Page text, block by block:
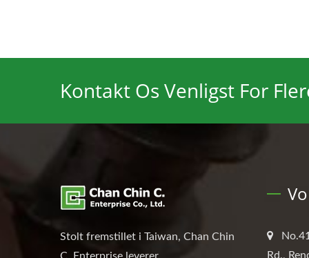
Kontakt Os Venligst For
Stolt fremstillet i Taiwan, Chan Chin
Rd.,